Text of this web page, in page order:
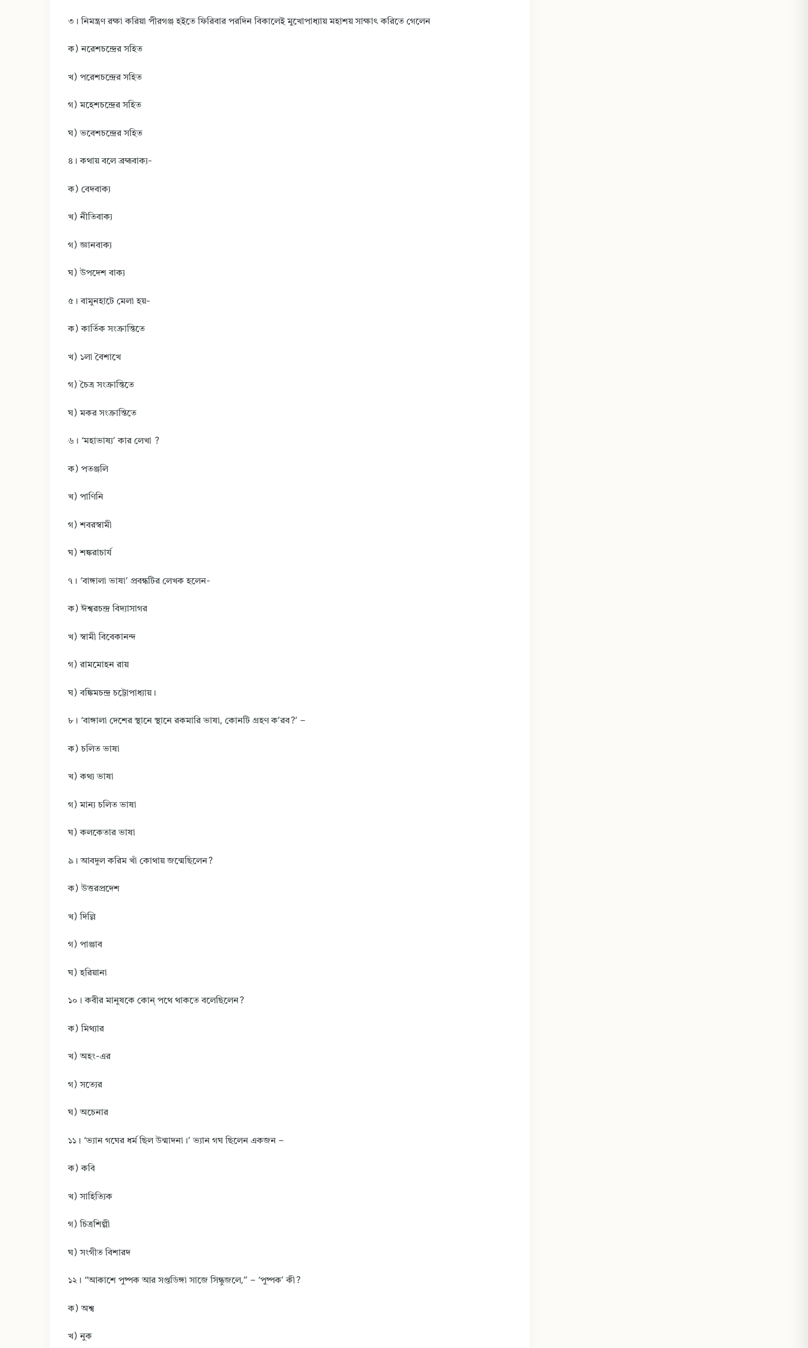
৩। নিমন্ত্রণ রক্ষা করিয়া পীরগঞ্জ হইতে ফিরিবার পরদিন বিকালেই মুখোপাধ্যায় মহাশয় সাক্ষাৎ করিতে গেলেন
ক) নরেশচন্দ্রের সহিত
খ) পরেশচন্দ্রের সহিত
গ) মহেশচন্দ্রের সহিত
ঘ) ভবেশচন্দ্রের সহিত
৪। কথায় বলে ব্রহ্মবাক্য-
ক) বেদবাক্য
খ) নীতিবাক্য
গ) জ্ঞানবাক্য
ঘ) উপদেশ বাক্য
৫। বামুনহাটে মেলা হয়-
ক) কার্তিক সংক্রান্তিতে
খ) ১লা বৈশাখে
গ) চৈত্র সংক্রান্তিতে
ঘ) মকর সংক্রান্তিতে
৬। ‘মহাভাষ্য’ কার লেখা ?
ক) পতঞ্জলি
খ) পাণিনি
গ) শবরস্বামী
ঘ) শঙ্করাচার্য
৭। ‘বাঙ্গালা ভাষা’ প্রবন্ধটির লেখক হলেন-
ক) ঈশ্বরচন্দ্র বিদ্যাসাগর
খ) স্বামী বিবেকানন্দ
গ) রামমোহন রায়
ঘ) বঙ্কিমচন্দ্র চট্টোপাধ্যায়।
৮। ‘বাঙ্গালা দেশের স্থানে স্থানে রকমারি ভাষা, কোনটি গ্রহণ ক’রব?’ –
ক) চলিত ভাষা
খ) কথ্য ভাষা
গ) মান্য চলিত ভাষা
ঘ) কলকেতার ভাষা
৯। আবদুল করিম খাঁ কোথায় জন্মেছিলেন?
ক) উত্তরপ্রদেশ
খ) দিল্লি
গ) পাঞ্জাব
ঘ) হরিয়ানা
১০। কবীর মানুষকে কোন্ পথে থাকতে বলেছিলেন?
ক) মিথ্যার
খ) অহং-এর
গ) সত্যের
ঘ) অচেনার
১১। ‘ভ্যান গঘের ধর্ম ছিল উন্মাদনা।’ ভ্যান গঘ ছিলেন একজন –
ক) কবি
খ) সাহিত্যিক
গ) চিত্রশিল্পী
ঘ) সংগীত বিশারদ
১২। “আকাশে পুষ্পক আর সপ্তডিঙ্গা সাজে সিন্ধুজলে,” – ‘পুষ্পক’ কী?
ক) অশ্ব
খ) নুক